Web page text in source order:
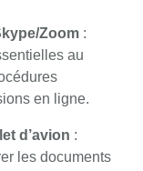
Zoom :
au
en ligne.
d’avion :
les documents